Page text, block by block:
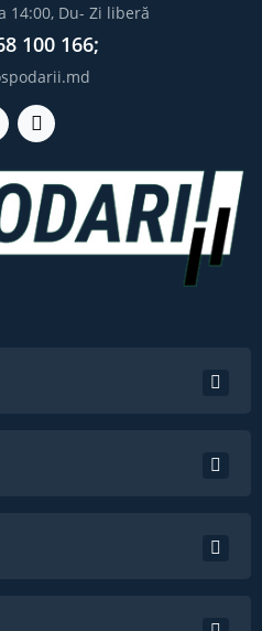
14:00, Du- Zi liberă
100 166;